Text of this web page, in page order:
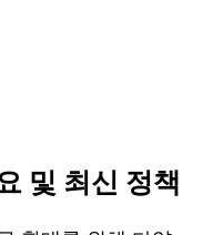
및 최신 정책